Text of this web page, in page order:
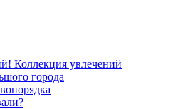
Коллекция увлечений
города